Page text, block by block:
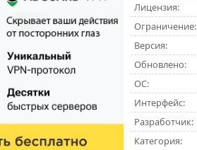
Лицензия:
Ограничение:
Версия:
Обновлено:
ОС:
Интерфейс:
Разработчик:
Категория: